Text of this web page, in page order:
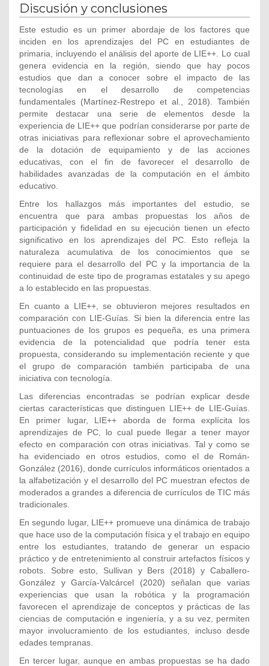
Discusión y conclusiones
Este estudio es un primer abordaje de los factores que
inciden en los aprendizajes del PC en estudiantes de
primaria, incluyendo el análisis del aporte de LIE++. Lo cual
genera evidencia en la región, siendo que hay pocos
estudios que dan a conocer sobre el impacto de las
tecnologías en el desarrollo de competencias
fundamentales (Martínez-Restrepo et al., 2018). También
permite destacar una serie de elementos desde la
experiencia de LIE++ que podrían considerarse por parte de
otras iniciativas para reflexionar sobre el aprovechamiento
de la dotación de equipamiento y de las acciones
educativas, con el fin de favorecer el desarrollo de
habilidades avanzadas de la computación en el ámbito
educativo.
Entre los hallazgos más importantes del estudio, se
encuentra que para ambas propuestas los años de
participación y fidelidad en su ejecución tienen un efecto
significativo en los aprendizajes del PC. Esto refleja la
naturaleza acumulativa de los conocimientos que se
requiere para el desarrollo del PC y la importancia de la
continuidad de este tipo de programas estatales y su apego
a lo establecido en las propuestas.
En cuanto a LIE++, se obtuvieron mejores resultados en
comparación con LIE-Guías. Si bien la diferencia entre las
puntuaciones de los grupos es pequeña, es una primera
evidencia de la potencialidad que podría tener esta
propuesta, considerando su implementación reciente y que
el grupo de comparación también participaba de una
iniciativa con tecnología.
Las diferencias encontradas se podrían explicar desde
ciertas características que distinguen LIE++ de LIE-Guías.
En primer lugar, LIE++ aborda de forma explícita los
aprendizajes de PC, lo cual puede llegar a tener mayor
efecto en comparación con otras iniciativas. Tal y como se
ha evidenciado en otros estudios, como el de Román-
González (2016), donde currículos informáticos orientados a
la alfabetización y el desarrollo del PC muestran efectos de
moderados a grandes a diferencia de currículos de TIC más
tradicionales.
En segundo lugar, LIE++ promueve una dinámica de trabajo
que hace uso de la computación física y el trabajo en equipo
entre los estudiantes, tratando de generar un espacio
práctico y de entretenimiento al construir artefactos físicos y
robots. Sobre esto, Sullivan y Bers (2018) y Caballero-
González y García-Valcárcel (2020) señalan que varias
experiencias que usan la robótica y la programación
favorecen el aprendizaje de conceptos y prácticas de las
ciencias de computación e ingeniería, y a su vez, permiten
mayor involucramiento de los estudiantes, incluso desde
edades tempranas.
En tercer lugar, aunque en ambas propuestas se ha dado